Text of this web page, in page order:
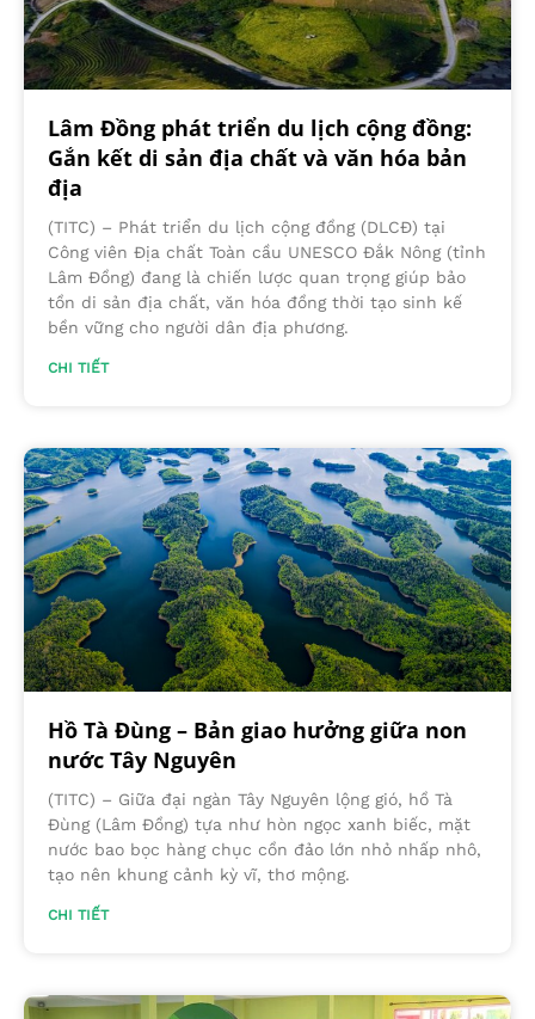
Lâm Đồng phát triển du lịch cộng đồng:
Gắn kết di sản địa chất và văn hóa bản
địa
(TITC) – Phát triển du lịch cộng đồng (DLCĐ) tại
Công viên Địa chất Toàn cầu UNESCO Đắk Nông (tỉnh
Lâm Đồng) đang là chiến lược quan trọng giúp bảo
tồn di sản địa chất, văn hóa đồng thời tạo sinh kế
bền vững cho người dân địa phương.
CHI TIẾT
Hồ Tà Đùng – Bản giao hưởng giữa non
nước Tây Nguyên
(TITC) – Giữa đại ngàn Tây Nguyên lộng gió, hồ Tà
Đùng (Lâm Đồng) tựa như hòn ngọc xanh biếc, mặt
nước bao bọc hàng chục cồn đảo lớn nhỏ nhấp nhô,
tạo nên khung cảnh kỳ vĩ, thơ mộng.
CHI TIẾT